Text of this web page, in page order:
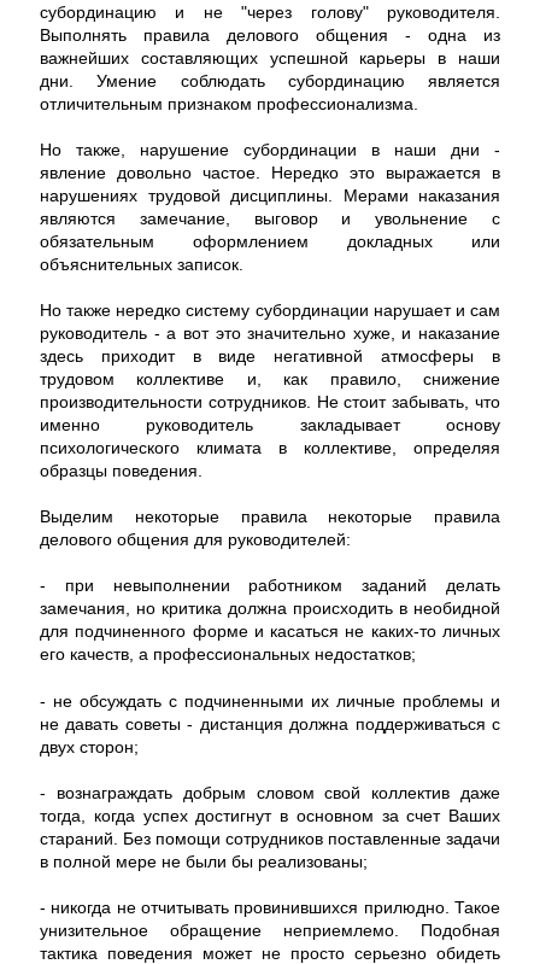
субординацию и не "через голову" руководителя.
Выполнять правила делового общения - одна из
важнейших составляющих успешной карьеры в наши
дни. Умение соблюдать субординацию является
отличительным признаком профессионализма.
Но также, нарушение субординации в наши дни -
явление довольно частое. Нередко это выражается в
нарушениях трудовой дисциплины. Мерами наказания
являются замечание, выговор и увольнение с
обязательным оформлением докладных или
объяснительных записок.
Но также нередко систему субординации нарушает и сам
руководитель - а вот это значительно хуже, и наказание
здесь приходит в виде негативной атмосферы в
трудовом коллективе и, как правило, снижение
производительности сотрудников. Не стоит забывать, что
именно руководитель закладывает основу
психологического климата в коллективе, определяя
образцы поведения.
Выделим некоторые правила некоторые правила
делового общения для руководителей:
- при невыполнении работником заданий делать
замечания, но критика должна происходить в необидной
для подчиненного форме и касаться не каких-то личных
его качеств, а профессиональных недостатков;
- не обсуждать с подчиненными их личные проблемы и
не давать советы - дистанция должна поддерживаться с
двух сторон;
- вознаграждать добрым словом свой коллектив даже
тогда, когда успех достигнут в основном за счет Ваших
стараний. Без помощи сотрудников поставленные задачи
в полной мере не были бы реализованы;
- никогда не отчитывать провинившихся прилюдно. Такое
унизительное обращение неприемлемо. Подобная
тактика поведения может не просто серьезно обидеть